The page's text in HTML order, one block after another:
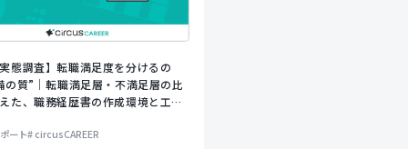
実態調査】転職満足度を分けるの
の質”｜転職満足層・不満足層の比
た、職務経歴書の作成環境と工夫
ート circusCAREER